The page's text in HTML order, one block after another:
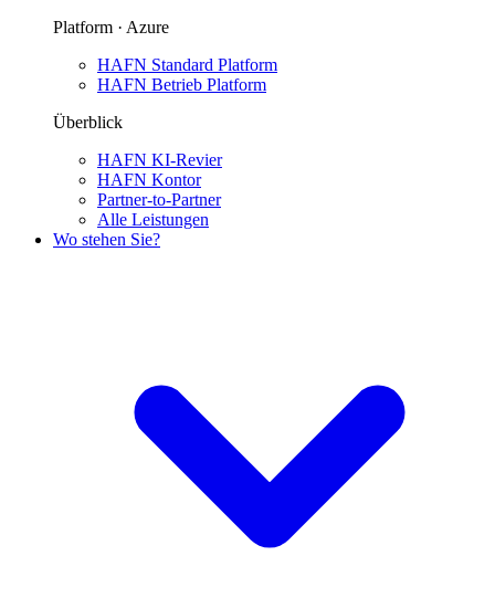
Platform · Azure
HAFN Standard Platform
HAFN Betrieb Platform
Überblick
HAFN KI-Revier
HAFN Kontor
Partner-to-Partner
Alle Leistungen
Wo stehen Sie?